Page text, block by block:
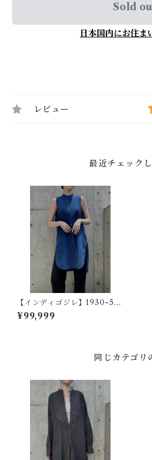
Sold
日本国内にお住ま
レビュー
最近チェック
【インディゴジレ】1930~50s
フランスヴィンテージドレス
シャツ - 藍染オーバーダイ
¥99,999
同じカテゴリ